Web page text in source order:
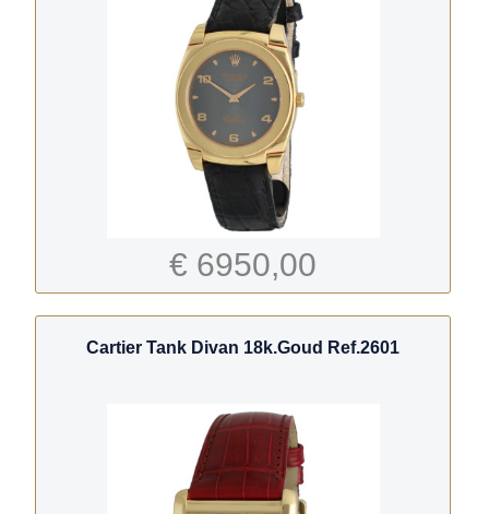
€ 6950,00
Cartier Tank Divan 18k.Goud Ref.2601